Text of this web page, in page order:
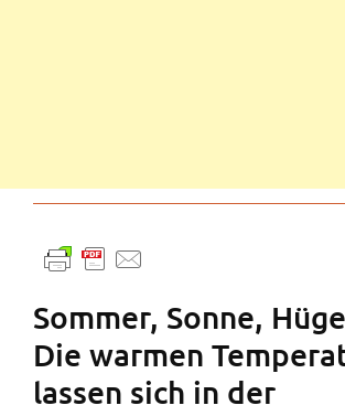
Sommer, Sonne,
Die warmen
lassen sich in der